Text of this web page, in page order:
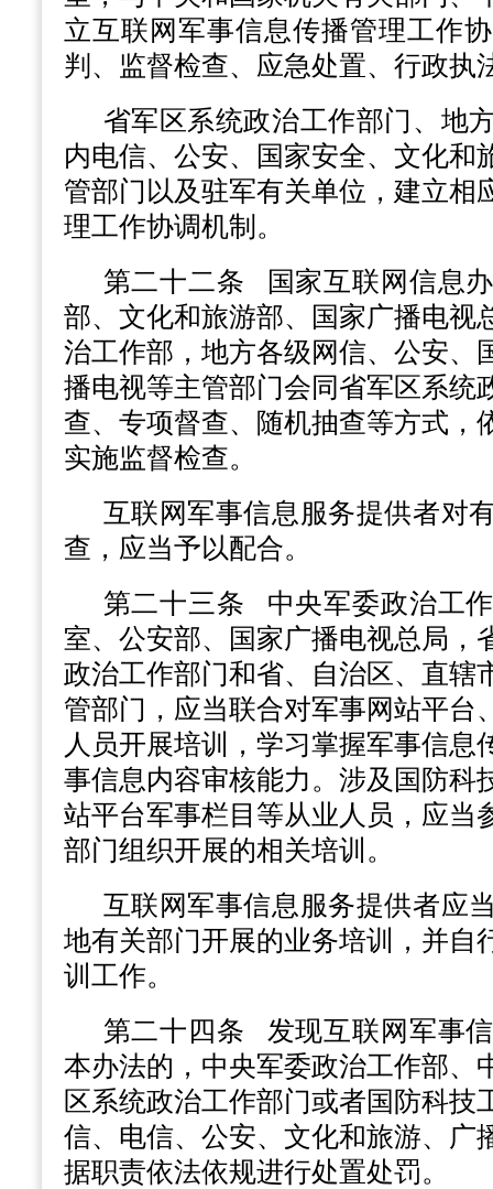
立互联网军事信息传播管理工作
判、监督检查、应急处置、行政执
省军区系统政治工作部门、地
内电信、公安、国家安全、文化和
管部门以及驻军有关单位，建立相
理工作协调机制。
第二十二条 国家互联网信息
部、文化和旅游部、国家广播电视
治工作部，地方各级网信、公安、
播电视等主管部门会同省军区系统
查、专项督查、随机抽查等方式，
实施监督检查。
互联网军事信息服务提供者对
查，应当予以配合。
第二十三条 中央军委政治工
室、公安部、国家广播电视总局，
政治工作部门和省、自治区、直辖
管部门，应当联合对军事网站平台
人员开展培训，学习掌握军事信息
事信息内容审核能力。涉及国防科
站平台军事栏目等从业人员，应当
部门组织开展的相关培训。
互联网军事信息服务提供者应
地有关部门开展的业务培训，并自
训工作。
第二十四条 发现互联网军事
本办法的，中央军委政治工作部、
区系统政治工作部门或者国防科技
信、电信、公安、文化和旅游、广
据职责依法依规进行处置处罚。